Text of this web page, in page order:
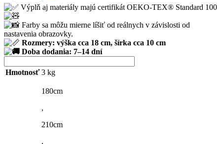
Výplň aj materiály majú certifikát OEKO-TEX® Standard 100
Farby sa môžu mierne líšiť od reálnych v závislosti od
nastavenia obrazovky.
Rozmery: výška cca 18 cm, šírka cca 10 cm
Doba dodania: 7–14 dní
Hmotnosť 3 kg
180cm
,
210cm
,